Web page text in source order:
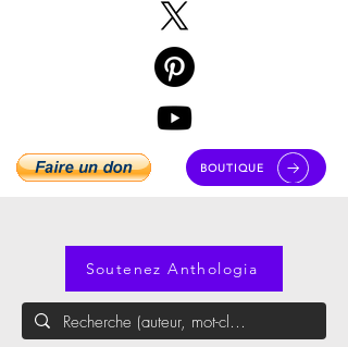
BOUTIQUE
Soutenez Anthologia